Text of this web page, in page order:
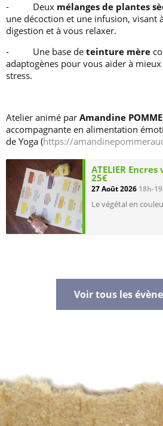
- Deux mélanges de plantes
une décoction et une infusion, visant
digestion et à vous relaxer.
- Une base de teinture mère
adaptogènes pour vous aider à
stress.
Atelier animé par Amandine
accompagnante en alimentation
de Yoga (https://
ATELIER
25€
27 Août 2026 18h-
Le végétal en
Voir tous les